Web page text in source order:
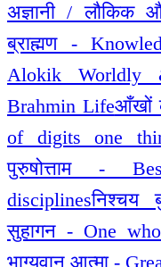
अज्ञानी / लौकिक
ब्राह्मण -
Alokik Worldly
Brahmin Lifeआँखों
of digits one
पुरुषोत्ताम -
disciplinesनिश्चय
सुहागन - One
भाग्यवान आत्मा -